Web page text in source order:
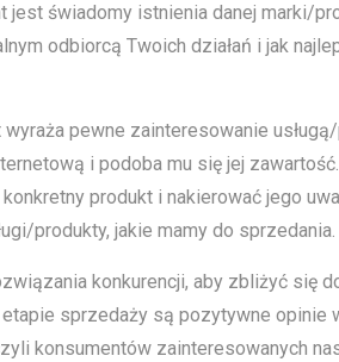
jest świadomy istnienia danej marki/
odbiorcą Twoich działań i jak
pewne zainteresowanie
i podoba mu się jej
produkt i nakierować jego
produkty, jakie mamy do sprzedania.
konkurencji, aby zbliżyć się
sprzedaży są pozytywne opinie
konsumentów zainteresowanych